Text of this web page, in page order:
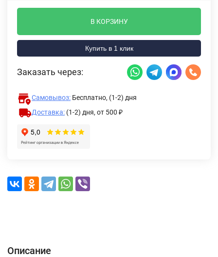
В КОРЗИНУ
Купить в 1 клик
Заказать через:
Самовывоз: Бесплатно, (1-2) дня
Доставка: (1-2) дня, от 500 ₽
Описание